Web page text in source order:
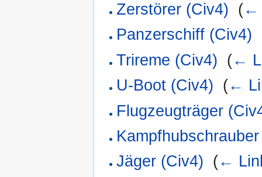
Zerstörer (Civ4) (←
Panzerschiff (Civ4)
Trireme (Civ4) (←
U-Boot (Civ4) (←
Flugzeugträger
Jäger (Civ4) (←